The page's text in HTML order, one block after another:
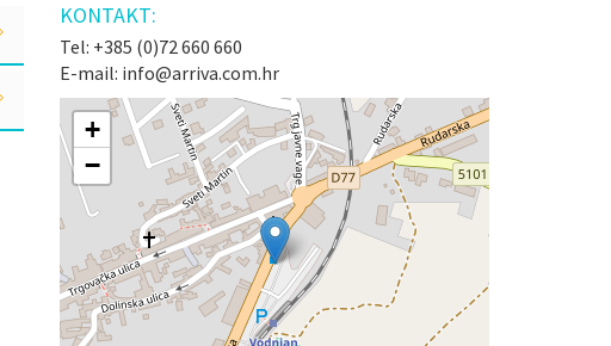
KONTAKT:
Tel: +385 (0)72 660 660
E-mail: info@arriva.com.hr
+
−